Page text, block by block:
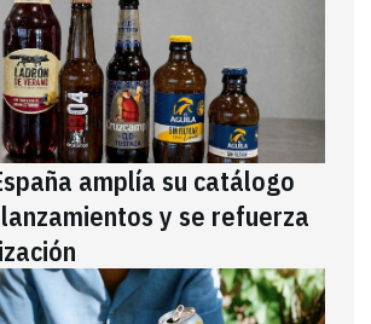
amplía su catálogo
y se refuerza